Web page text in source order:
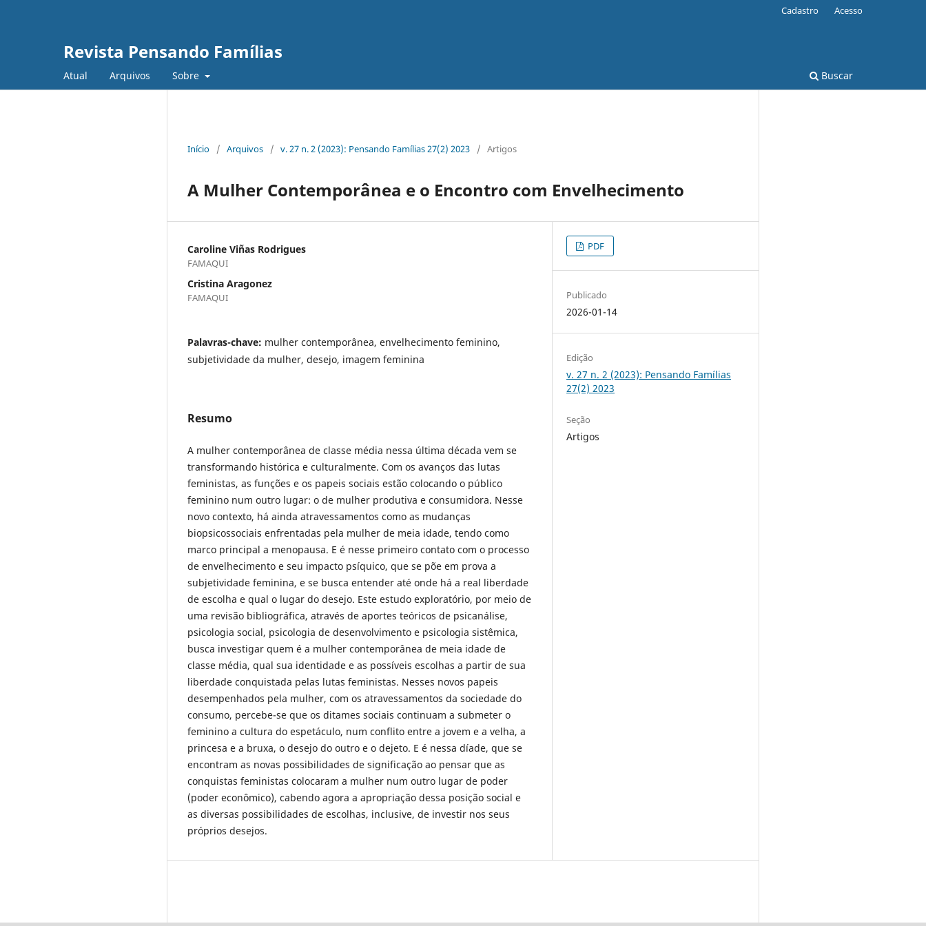
Revista Pensando Famílias
Atual Arquivos Sobre Buscar
Cadastro Acesso
Início / Arquivos / v. 27 n. 2 (2023): Pensando Famílias 27(2) 2023 / Artigos
A Mulher Contemporânea e o Encontro com Envelhecimento
Caroline Viñas Rodrigues
FAMAQUI
Cristina Aragonez
FAMAQUI
Palavras-chave: mulher contemporânea, envelhecimento feminino,
subjetividade da mulher, desejo, imagem feminina
Resumo
A mulher contemporânea de classe média nessa última década vem se
transformando histórica e culturalmente. Com os avanços das lutas
feministas, as funções e os papeis sociais estão colocando o público
feminino num outro lugar: o de mulher produtiva e consumidora. Nesse
novo contexto, há ainda atravessamentos como as mudanças
biopsicossociais enfrentadas pela mulher de meia idade, tendo como
marco principal a menopausa. E é nesse primeiro contato com o processo
de envelhecimento e seu impacto psíquico, que se põe em prova a
subjetividade feminina, e se busca entender até onde há a real liberdade
de escolha e qual o lugar do desejo. Este estudo exploratório, por meio de
uma revisão bibliográfica, através de aportes teóricos de psicanálise,
psicologia social, psicologia de desenvolvimento e psicologia sistêmica,
busca investigar quem é a mulher contemporânea de meia idade de
classe média, qual sua identidade e as possíveis escolhas a partir de sua
liberdade conquistada pelas lutas feministas. Nesses novos papeis
desempenhados pela mulher, com os atravessamentos da sociedade do
consumo, percebe-se que os ditames sociais continuam a submeter o
feminino a cultura do espetáculo, num conflito entre a jovem e a velha, a
princesa e a bruxa, o desejo do outro e o dejeto. E é nessa díade, que se
encontram as novas possibilidades de significação ao pensar que as
conquistas feministas colocaram a mulher num outro lugar de poder
(poder econômico), cabendo agora a apropriação dessa posição social e
as diversas possibilidades de escolhas, inclusive, de investir nos seus
próprios desejos.
PDF
Publicado
2026-01-14
Edição
v. 27 n. 2 (2023): Pensando Famílias
27(2) 2023
Seção
Artigos